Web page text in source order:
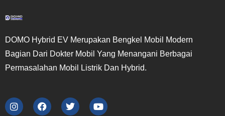
DOMO Hybrid EV Merupakan Bengkel Mobil Modern
Bagian Dari Dokter Mobil Yang Menangani Berbagai
Permasalahan Mobil Listrik Dan Hybrid.